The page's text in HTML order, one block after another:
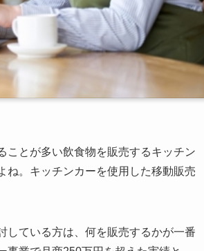
ことが多い飲食物を販売するキッチン
ね。キッチンカーを使用した移動販売
している方は、何を販売するかが一番